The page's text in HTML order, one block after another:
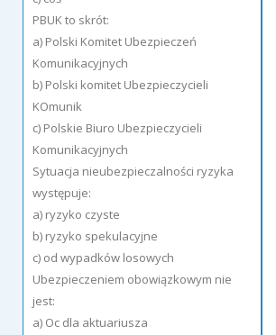
PBUK to skrót:
a) Polski Komitet Ubezpieczeń
Komunikacyjnych
b) Polski komitet Ubezpieczycieli
KOmunik
c) Polskie Biuro Ubezpieczycieli
Komunikacyjnych
Sytuacja nieubezpieczalności ryzyka
występuje:
a) ryzyko czyste
b) ryzyko spekulacyjne
c) od wypadków losowych
Ubezpieczeniem obowiązkowym nie
jest:
a) Oc dla aktuariusza